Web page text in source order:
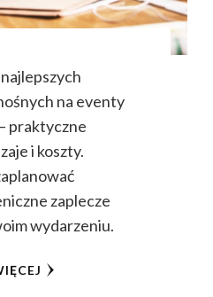
na eventy
praktyczne
i koszty.
zaplecze
wydarzeniu.